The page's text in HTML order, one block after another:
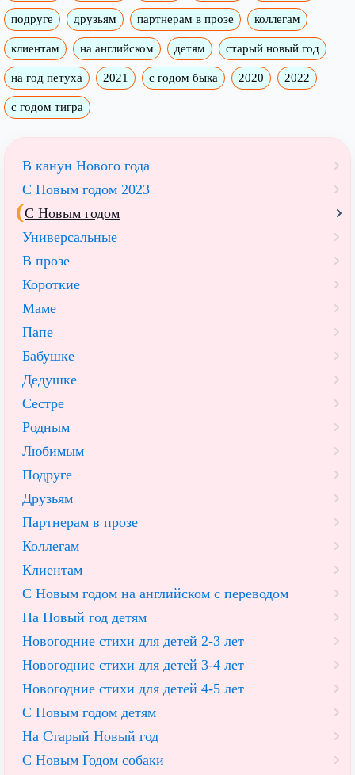
подруге друзьям партнерам в прозе коллегам
клиентам на английском детям старый новый год
на год петуха 2021 с годом быка 2020 2022
с годом тигра
В канун Нового года
С Новым годом 2023
С Новым годом
Универсальные
В прозе
Короткие
Маме
Папе
Бабушке
Дедушке
Сестре
Родным
Любимым
Подруге
Друзьям
Партнерам в прозе
Коллегам
Клиентам
С Новым годом на английском с переводом
На Новый год детям
Новогодние стихи для детей 2-3 лет
Новогодние стихи для детей 3-4 лет
Новогодние стихи для детей 4-5 лет
С Новым годом детям
На Старый Новый год
С Новым Годом собаки